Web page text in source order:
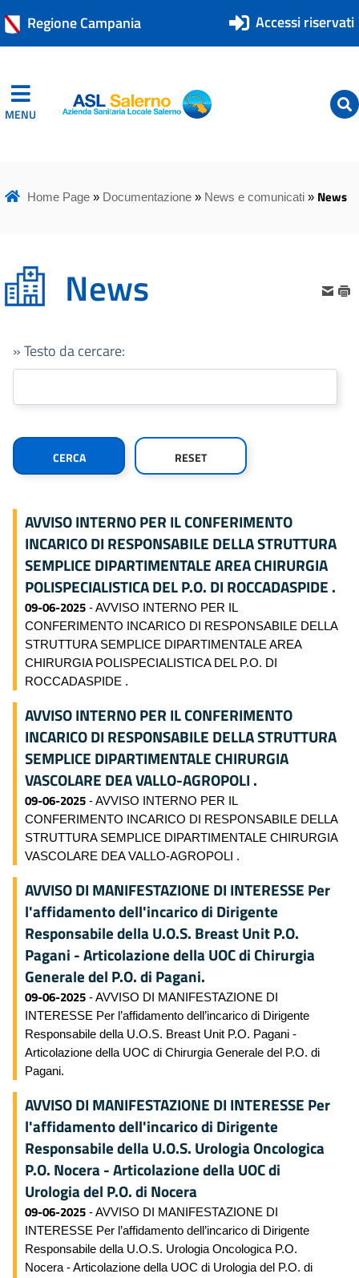
Regione Campania Accessi riservati
MENU ASL Salerno
ASL Salerno
Home Page» Documentazione» News e comunicati» News
News
» Testo da cercare:
AVVISO INTERNO PER IL CONFERIMENTO
INCARICO DI RESPONSABILE DELLA STRUTTURA
SEMPLICE DIPARTIMENTALE AREA CHIRURGIA
POLISPECIALISTICA DEL P.O. DI ROCCADASPIDE .
09-06-2025 - AVVISO INTERNO PER IL
CONFERIMENTO INCARICO DI RESPONSABILE DELLA
STRUTTURA SEMPLICE DIPARTIMENTALE AREA
CHIRURGIA POLISPECIALISTICA DEL P.O. DI
ROCCADASPIDE .
AVVISO INTERNO PER IL CONFERIMENTO
INCARICO DI RESPONSABILE DELLA STRUTTURA
SEMPLICE DIPARTIMENTALE CHIRURGIA
VASCOLARE DEA VALLO-AGROPOLI .
09-06-2025 - AVVISO INTERNO PER IL
CONFERIMENTO INCARICO DI RESPONSABILE DELLA
STRUTTURA SEMPLICE DIPARTIMENTALE CHIRURGIA
VASCOLARE DEA VALLO-AGROPOLI .
AVVISO DI MANIFESTAZIONE DI INTERESSE Per
l'affidamento dell'incarico di Dirigente
Responsabile della U.O.S. Breast Unit P.O.
Pagani - Articolazione della UOC di Chirurgia
Generale del P.O. di Pagani.
09-06-2025 - AVVISO DI MANIFESTAZIONE DI
INTERESSE Per l’affidamento dell’incarico di Dirigente
Responsabile della U.O.S. Breast Unit P.O. Pagani -
Articolazione della UOC di Chirurgia Generale del P.O. di
Pagani.
AVVISO DI MANIFESTAZIONE DI INTERESSE Per
l'affidamento dell'incarico di Dirigente
Responsabile della U.O.S. Urologia Oncologica
P.O. Nocera - Articolazione della UOC di
Urologia del P.O. di Nocera
09-06-2025 - AVVISO DI MANIFESTAZIONE DI
INTERESSE Per l’affidamento dell’incarico di Dirigente
Responsabile della U.O.S. Urologia Oncologica P.O.
Nocera - Articolazione della UOC di Urologia del P.O. di